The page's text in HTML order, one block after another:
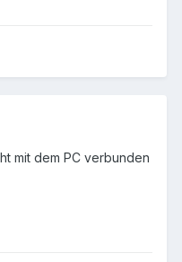
mit dem PC verbunden